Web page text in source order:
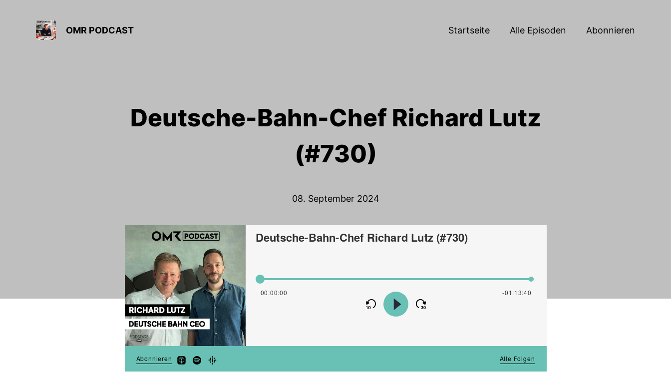
OMR PODCAST Startseite Alle Episoden Abonnieren
Deutsche-Bahn-Chef Richard Lutz
(#730)
08. September 2024